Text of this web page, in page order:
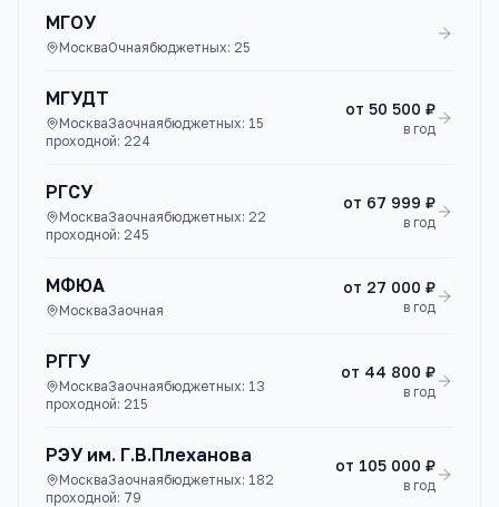
МГОУ
МоскваОчнаябюджетных: 25
МГУДТ
МоскваЗаочнаябюджетных: 15
проходной: 224
от 50 500 ₽
в год
РГСУ
МоскваЗаочнаябюджетных: 22
проходной: 245
от 67 999 ₽
в год
МФЮА
МоскваЗаочная
от 27 000 ₽
в год
РГГУ
МоскваЗаочнаябюджетных: 13
проходной: 215
от 44 800 ₽
в год
РЭУ им. Г.В.Плеханова
МоскваЗаочнаябюджетных: 182
проходной: 79
от 105 000 ₽
в год